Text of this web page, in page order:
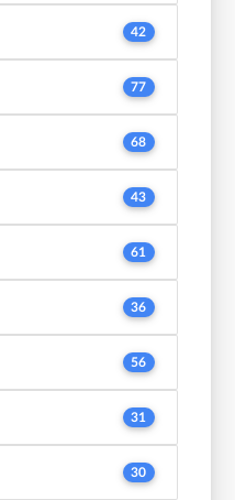
42
77
68
43
61
36
56
31
30